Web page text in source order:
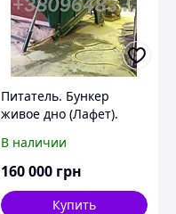
Питатель. Бункер
живое дно (Лафет).
комплектация
В наличии
160 000 грн
Купить